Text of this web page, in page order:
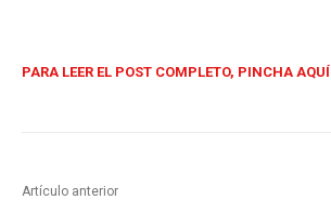
PARA LEER EL POST COMPLETO, PINCHA AQUÍ
Artículo anterior